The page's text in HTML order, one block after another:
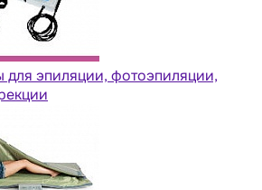
для эпиляции, фотоэпиляции,